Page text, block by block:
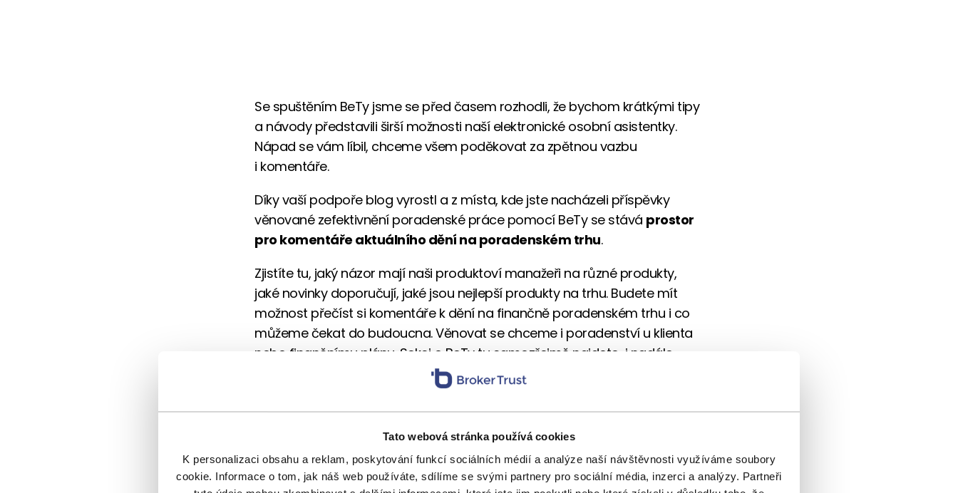
Tato webová stránka používá cookies
K personalizaci obsahu a reklam, poskytování funkcí sociálních médií a analýze naší návštěvnosti využíváme soubory
cookie. Informace o tom, jak náš web používáte, sdílíme se svými partnery pro sociální média, inzerci a analýzy. Partneři
Se spuštěním BeTy jsme se před časem rozhodli, že bychom krátkými tipy
a návody představili širší možnosti naší elektronické osobní asistentky.
Nápad se vám líbil, chceme všem poděkovat za zpětnou vazbu
i komentáře.
Díky vaší podpoře blog vyrostl a z místa, kde jste nacházeli příspěvky
věnované zefektivnění poradenské práce pomocí BeTy se stává prostor
pro komentáře aktuálního dění na poradenském trhu.
Zjistíte tu, jaký názor mají naši produktoví manažeři na různé produkty,
jaké novinky doporučují, jaké jsou nejlepší produkty na trhu. Budete mít
možnost přečíst si komentáře k dění na finančně poradenském trhu i co
můžeme čekat do budoucna. Věnovat se chceme i poradenství u klienta
nebo finančnímu plánu. Sekci o BeTy tu samozřejmě najdete i nadále.
Máte nějaké téma, o kterém byste si chtěli přečíst naše názory? Dejte nám
vědět v komentářích. Pevně věříme, že vás budou naše postřehy bavit
Tip pro vás: